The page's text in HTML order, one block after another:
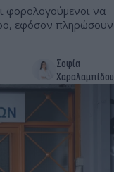
φορολογούμενοι να
εφόσον πληρώσουν
Σοφία
Χαραλαμπίδου